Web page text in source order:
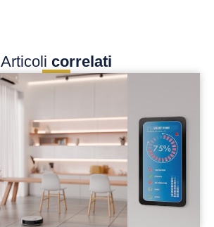
Articoli correlati